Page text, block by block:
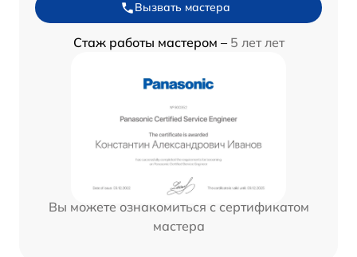
Вызвать мастера
Стаж работы мастером – 5 лет лет
Вы можете ознакомиться с сертификатом
мастера